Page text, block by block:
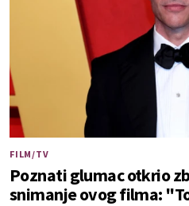
FILM/TV
Poznati glumac otkrio
snimanje ovog filma: